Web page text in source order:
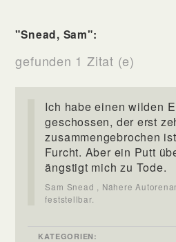
"Snead, Sam":
gefunden 1 Zitat (e)
Ich habe einen wilden
geschossen, der erst
zusammengebrochen
Furcht. Aber ein Putt
ängstigt mich zu Tode.
Sam Snead , Nähere
feststellbar.
KATEGORIEN: